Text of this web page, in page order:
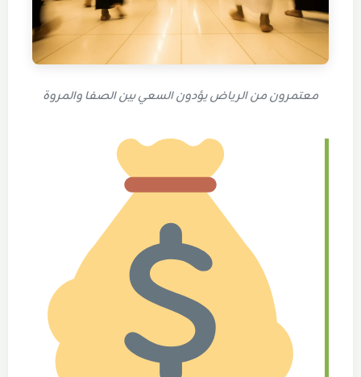
معتمرون من الرياض يؤدون السعي بين الصفا والمروة